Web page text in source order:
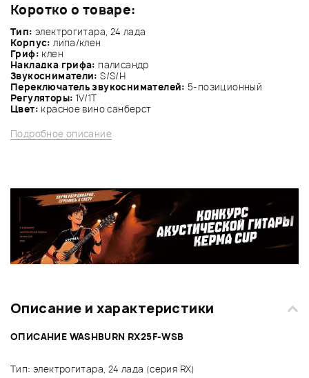
Коротко о товаре:
Тип: электрогитара, 24 лада
Корпус:липа/клен
Гриф: клен
Накладка грифа: палисандр
Звукосниматели:S/S/H
Переключатель звукоснимателей:5-позиционный
Регуляторы: 1V/1Т
Цвет: красное вино санберст
Подробное описание
Описание и характеристики
ОПИСАНИЕ WASHBURN RX25F-WSB
Тип: электрогитара, 24 лада (серия RX)